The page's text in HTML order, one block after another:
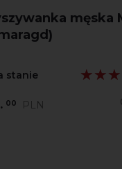
męska
stanie
00 PLN